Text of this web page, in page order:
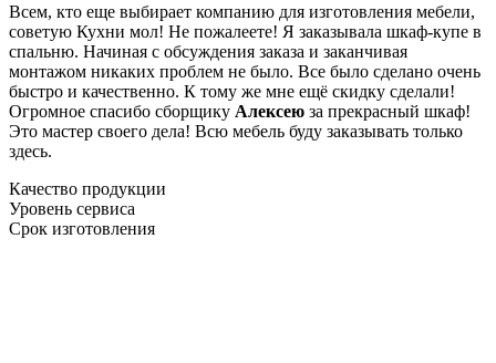
Всем, кто еще выбирает компанию для изготовления мебели,
советую Кухни мол! Не пожалеете! Я заказывала шкаф-купе в
спальню. Начиная с обсуждения заказа и заканчивая
монтажом никаких проблем не было. Все было сделано очень
быстро и качественно. К тому же мне ещё скидку сделали!
Огромное спасибо сборщику Алексею за прекрасный шкаф!
Это мастер своего дела! Всю мебель буду заказывать только
здесь.
Качество продукции
Уровень сервиса
Срок изготовления